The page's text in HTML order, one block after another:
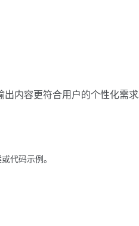
内容更符合用户的个性化需
代码示例。